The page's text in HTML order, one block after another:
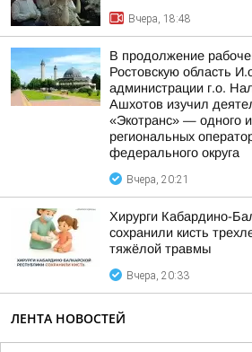
Вчера, 18:48
В продолжение
Ростовскую область
администрации г.о.
Ашхотов изучил
«Экотранс» — одного
региональных
федерального округа
Вчера, 20:21
Хирурги Кабардино-
сохранили кисть
тяжёлой травмы
Вчера, 20:33
ЛЕНТА НОВОСТЕЙ